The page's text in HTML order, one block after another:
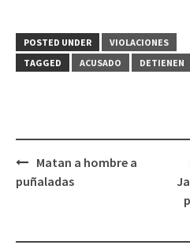
(Se
abre
en
una
(Se
abre
en
una
POSTED UNDER
VIOLACIONES
TAGGED
ACUSADO DETIENEN
Post
navigation
Matan a hombre a
puñaladas